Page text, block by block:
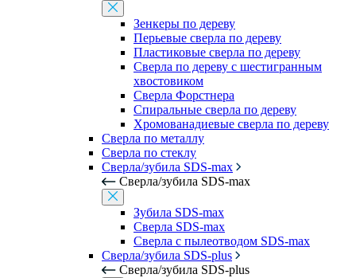
Зенкеры по дереву
Перьевые сверла по дереву
Пластиковые сверла по дереву
Сверла по дереву с шестигранным
хвостовиком
Сверла Форстнера
Спиральные сверла по дереву
Хромованадиевые сверла по дереву
Сверла по металлу
Сверла по стеклу
Сверла/зубила SDS-max
Сверла/зубила SDS-max
Зубила SDS-max
Сверла SDS-max
Сверла с пылеотводом SDS-max
Сверла/зубила SDS-plus
Сверла/зубила SDS-plus